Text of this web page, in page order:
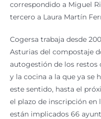
correspondido a Miguel
tercero a Laura Martín
Cogersa trabaja desde
Asturias del compostaje
autogestión de los restos
y la cocina a la que ya se
este sentido, hasta el
el plazo de inscripción en
están implicados 66